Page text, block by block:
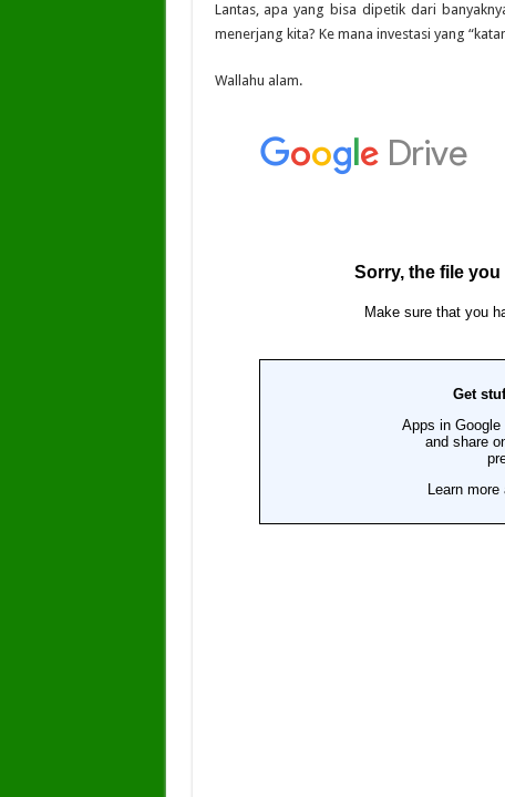
Lantas, apa yang bisa dipetik dari
menerjang kita? Ke mana investasi yang
Wallahu alam.